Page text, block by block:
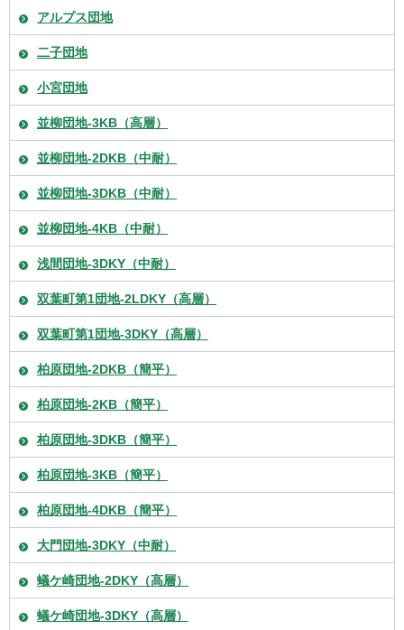
アルプス団地
二子団地
小宮団地
並柳団地-3KB（高層）
並柳団地-2DKB（中耐）
並柳団地-3DKB（中耐）
並柳団地-4KB（中耐）
浅間団地-3DKY（中耐）
双葉町第1団地-2LDKY（高層）
双葉町第1団地-3DKY（高層）
柏原団地-2DKB（簡平）
柏原団地-2KB（簡平）
柏原団地-3DKB（簡平）
柏原団地-3KB（簡平）
柏原団地-4DKB（簡平）
大門団地-3DKY（中耐）
蟻ケ崎団地-2DKY（高層）
蟻ケ崎団地-3DKY（高層）